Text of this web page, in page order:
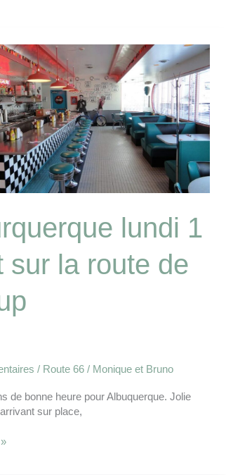
lundi 1
sur la route de
/ Route 66 / Monique et Bruno
de bonne heure pour Albuquerque. Jolie
sur place,